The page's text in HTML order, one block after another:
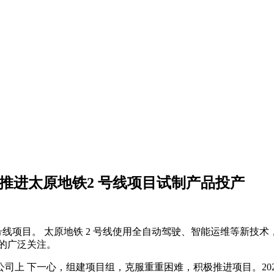
进太原地铁2 号线项目试制产品投产
目。 太原地铁 2 号线使用全自动驾驶、智能运维等新技术
广泛关注。
下一心，组建项目组，克服重重困难，积极推进项目。